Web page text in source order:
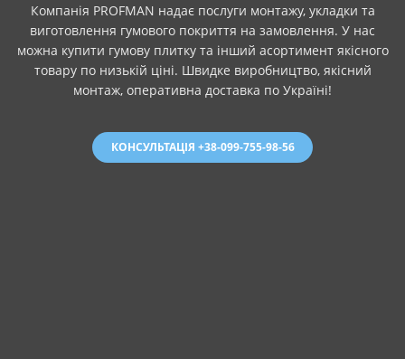
Компанія PROFMAN надає послуги монтажу, укладки та
виготовлення гумового покриття на замовлення. У нас
можна купити гумову плитку та інший асортимент якісного
товару по низькій ціні. Швидке виробництво, якісний
монтаж, оперативна доставка по Україні!
КОНСУЛЬТАЦІЯ +38-099-755-98-56